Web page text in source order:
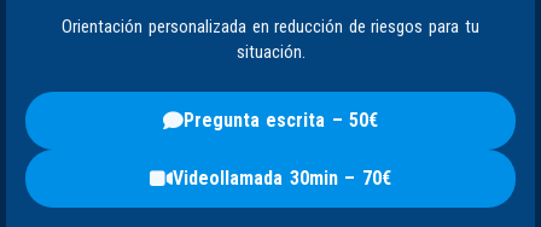
Orientación personalizada en reducción de riesgos para tu
situación.
Pregunta escrita – 50€
Videollamada 30min – 70€